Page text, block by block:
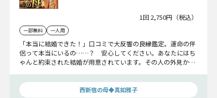
1回 2,750円（税込）
一部無料 一人用
「本当に結婚できた！」口コミで大反響の良縁鑑定。運命の伴
侶って本当にいるの……？ 安心してください。あなたにはち
ゃんと約束された結婚が用意されています。その人の外見から
西新宿の母◆真如雅子